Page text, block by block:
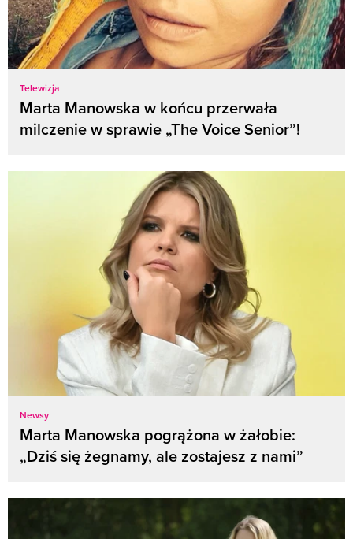
Telewizja
Marta Manowska w końcu przerwała
milczenie w sprawie „The Voice Senior”!
Newsy
Marta Manowska pogrążona w żałobie:
„Dziś się żegnamy, ale zostajesz z nami”